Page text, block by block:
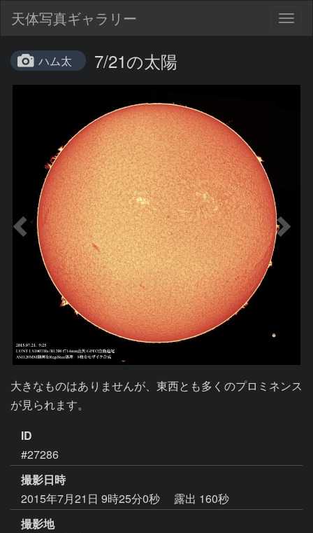
天体写真ギャラリー
ハム太 7/21の太陽
大きなものはありませんが、東西とも多くのプロミネンス
が見られます。
ID
#27286
撮影日時
2015年7月21日 9時25分0秒
露出 160秒
撮影地